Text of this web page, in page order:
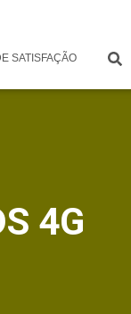
SATISFAÇÃO
4G